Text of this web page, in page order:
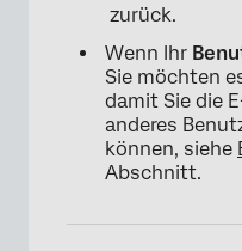
zurück.
Wenn Ihr
Sie möchten
damit Sie die
anderes
können, siehe
Abschnitt.